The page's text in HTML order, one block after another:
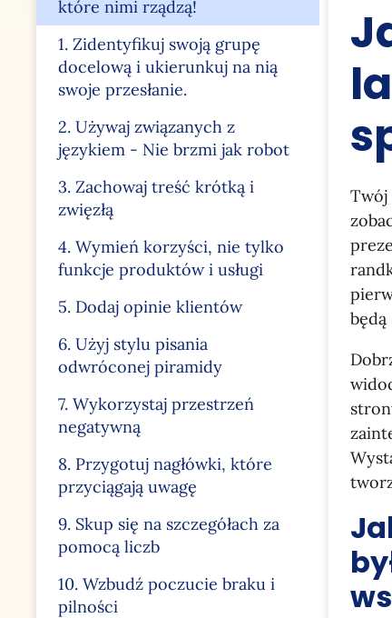
które nimi rządzą!
1. Zidentyfikuj swoją grupę
docelową i ukierunkuj na nią
swoje przesłanie.
2. Używaj związanych z
językiem - Nie brzmi jak robot
3. Zachowaj treść krótką i
zwięzłą
4. Wymień korzyści, nie tylko
funkcje produktów i usługi
5. Dodaj opinie klientów
6. Użyj stylu pisania
odwróconej piramidy
7. Wykorzystaj przestrzeń
negatywną
8. Przygotuj nagłówki, które
przyciągają uwagę
9. Skup się na szczegółach za
pomocą liczb
10. Wzbudź poczucie braku i
pilności
Twój